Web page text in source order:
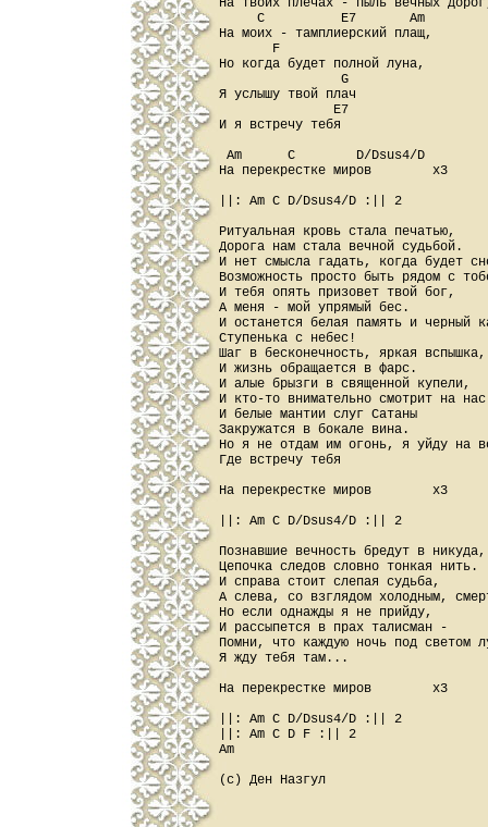
На твоих плечах - пыль вечных
     C          E7       Am
На моих - тамплиерский плащ,
       F
Но когда будет полной луна,
                G
Я услышу твой плач
               E7
И я встречу тебя
Am      C        D/Dsus4/D
На перекрестке миров        x3
||: Am C D/Dsus4/D :|| 2
Ритуальная кровь стала печатью,
Дорога нам стала вечной судьбой.
И нет смысла гадать, когда будет
Возможность просто быть рядом с
И тебя опять призовет твой бог,
А меня - мой упрямый бес.
И останется белая память и черный
Ступенька с небес!
Шаг в бесконечность, яркая вспышка,
И жизнь обращается в фарс.
И алые брызги в священной купели,
И кто-то внимательно смотрит на
И белые мантии слуг Сатаны
Закружатся в бокале вина.
Но я не отдам им огонь, я уйду на
Где встречу тебя
На перекрестке миров        x3
||: Am C D/Dsus4/D :|| 2
Познавшие вечность бредут в никуда,
Цепочка следов словно тонкая нить.
И справа стоит слепая судьба,
А слева, со взглядом холодным,
Но если однажды я не прийду,
И рассыпется в прах талисман -
Помни, что каждую ночь под светом
Я жду тебя там...
На перекрестке миров        x3
||: Am C D/Dsus4/D :|| 2
||: Am C D F :|| 2
Am